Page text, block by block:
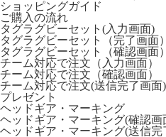
ショッピングガイド
ご購入の流れ
タグラグビーセット(入力画面)
タグラグビーセット（完了画面）
タグラグビーセット（確認画面）
チーム対応で注文（入力画面）
チーム対応で注文（確認画面）
チーム対応で注文(送信完了画面)
プレゼント
ヘッドギア・マーキング
ヘッドギア・マーキング(確認画
ヘッドギア・マーキング(送信完